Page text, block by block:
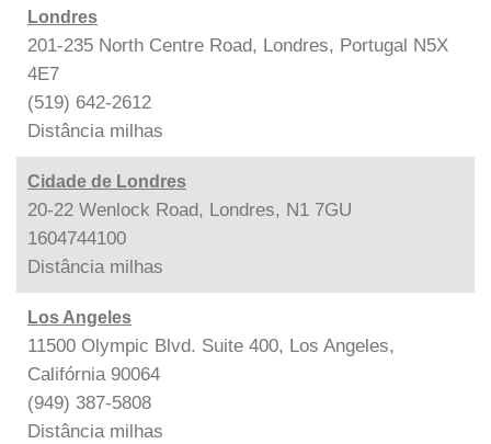
Londres
201-235 North Centre Road, Londres, Portugal N5X
4E7
(519) 642-2612
Distância milhas
Cidade de Londres
20-22 Wenlock Road, Londres, N1 7GU
1604744100
Distância milhas
Los Angeles
11500 Olympic Blvd. Suite 400, Los Angeles,
Califórnia 90064
(949) 387-5808
Distância milhas